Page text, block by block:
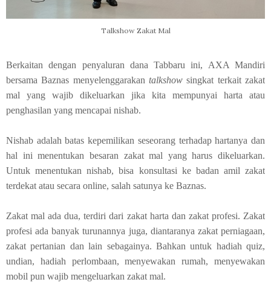
Talkshow Zakat Mal
Berkaitan dengan penyaluran dana Tabbaru ini, AXA Mandiri
bersama Baznas menyelenggarakan talkshow singkat terkait zakat
mal yang wajib dikeluarkan jika kita mempunyai harta atau
penghasilan yang mencapai nishab.
Nishab adalah batas kepemilikan seseorang terhadap hartanya dan
hal ini menentukan besaran zakat mal yang harus dikeluarkan.
Untuk menentukan nishab, bisa konsultasi ke badan amil zakat
terdekat atau secara online, salah satunya ke Baznas.
Zakat mal ada dua, terdiri dari zakat harta dan zakat profesi. Zakat
profesi ada banyak turunannya juga, diantaranya zakat perniagaan,
zakat pertanian dan lain sebagainya. Bahkan untuk hadiah quiz,
undian, hadiah perlombaan, menyewakan rumah, menyewakan
mobil pun wajib mengeluarkan zakat mal.